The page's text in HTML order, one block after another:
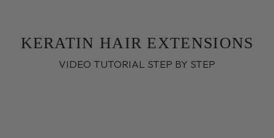
KERATIN HAIR EXTENSIONS
VIDEO TUTORIAL STEP BY STEP